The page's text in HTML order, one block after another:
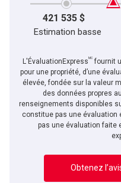
En cliquant sur le bouton « soumettre
vous nous fournissez l'autorisation
421 535 $
Estimation basse
L'ÉvaluationExpressMCfournit
pour une propriété, d’une
élevée, fondée sur la valeur
des données propres
renseignements disponibles
constitue pas une évaluation
pas une évaluation faite
Obtenez